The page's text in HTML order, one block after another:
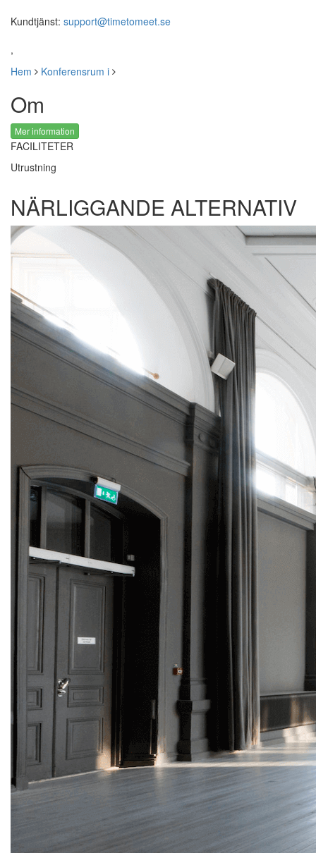
Kundtjänst: support@timetomeet.se
,
Hem
Konferensrum i
Om
Mer information
FACILITETER
Utrustning
NÄRLIGGANDE ALTERNATIV